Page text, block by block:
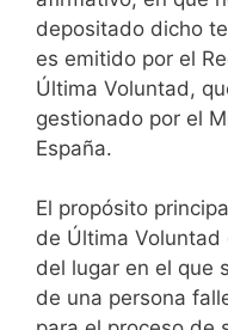
depositado dicho
es emitido por el
Última Voluntad,
gestionado por el
España.
El propósito
de Última
del lugar en el que
de una persona